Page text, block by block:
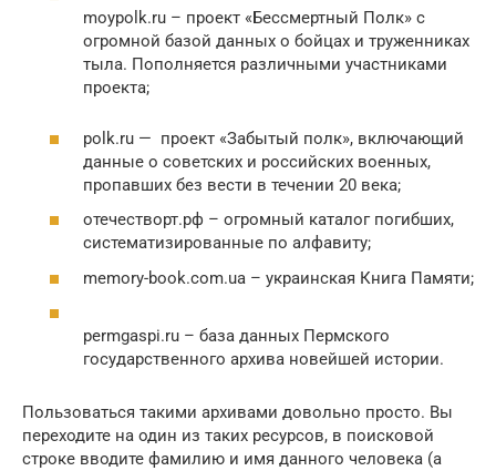
moypolk.ru – проект «Бессмертный Полк» с
огромной базой данных о бойцах и труженниках
тыла. Пополняется различными участниками
проекта;
polk.ru — проект «Забытый полк», включающий
данные о советских и российских военных,
пропавших без вести в течении 20 века;
отечестворт.рф – огромный каталог погибших,
систематизированные по алфавиту;
memory-book.com.ua – украинская Книга Памяти;
permgaspi.ru – база данных Пермского
государственного архива новейшей истории.
Пользоваться такими архивами довольно просто. Вы
переходите на один из таких ресурсов, в поисковой
строке вводите фамилию и имя данного человека (а